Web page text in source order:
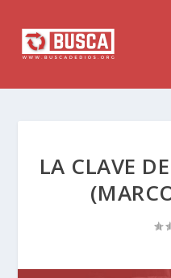
LA CLAVE